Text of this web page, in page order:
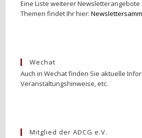
Eine Liste weiterer
Themen findet Ihr hier:
Wechat
Auch in Wechat finden Sie aktuelle
Veranstaltungshinweise, etc.
Mitglied der ADCG e.V.